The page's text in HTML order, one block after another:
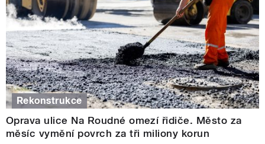
Rekonstrukce
Oprava ulice Na Roudné omezí řidiče. Město za
měsíc vymění povrch za tři miliony korun